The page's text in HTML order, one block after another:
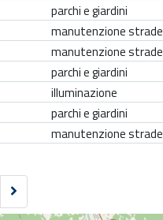
parchi e giardini
manutenzione strade
manutenzione strade
parchi e giardini
illuminazione
parchi e giardini
manutenzione strade
S
u